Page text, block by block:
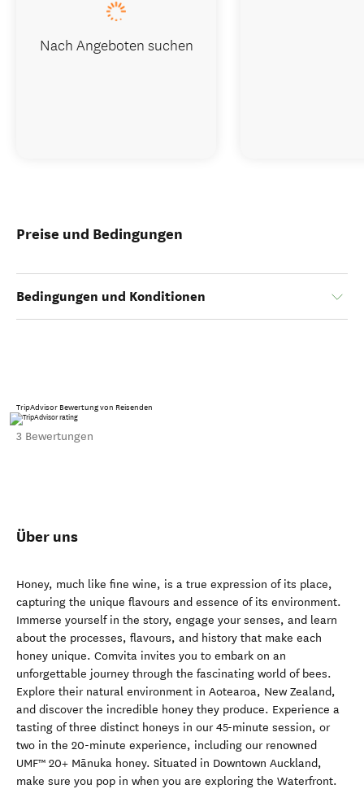
Preise und Bedingungen
Bedingungen und Konditionen
TripAdvisor Bewertung von Reisenden
3 Bewertungen
Über uns
Honey, much like fine wine, is a true expression of its place,
capturing the unique flavours and essence of its environment.
Immerse yourself in the story, engage your senses, and learn
about the processes, flavours, and history that make each
honey unique. Comvita invites you to embark on an
unforgettable journey through the fascinating world of bees.
Explore their natural environment in Aotearoa, New Zealand,
and discover the incredible honey they produce. Experience a
tasting of three distinct honeys in our 45-minute session, or
two in the 20-minute experience, including our renowned
UMF™ 20+ Mānuka honey. Situated in Downtown Auckland,
make sure you pop in when you are exploring the Waterfront.
Nach Angeboten suchen